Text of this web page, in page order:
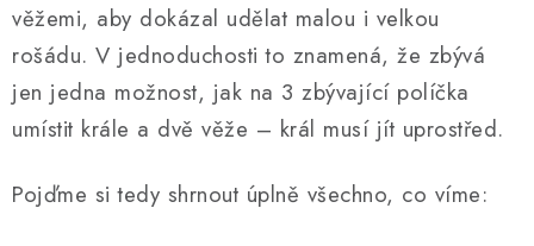
věžemi, aby dokázal udělat malou i velkou
rošádu. V jednoduchosti to znamená, že zbývá
jen jedna možnost, jak na 3 zbývající políčka
umístit krále a dvě věže – král musí jít uprostřed.
Pojďme si tedy shrnout úplně všechno, co víme: